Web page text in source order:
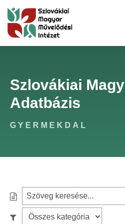
Szlovákiai
Adatbázis
GYERMEKDAL
e